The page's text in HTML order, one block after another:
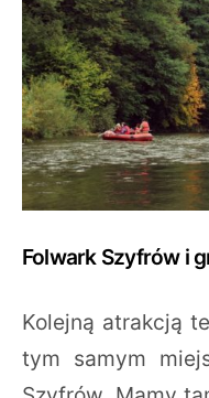
Folwark Szyfrów i
Kolejną atrakcją
tym samym